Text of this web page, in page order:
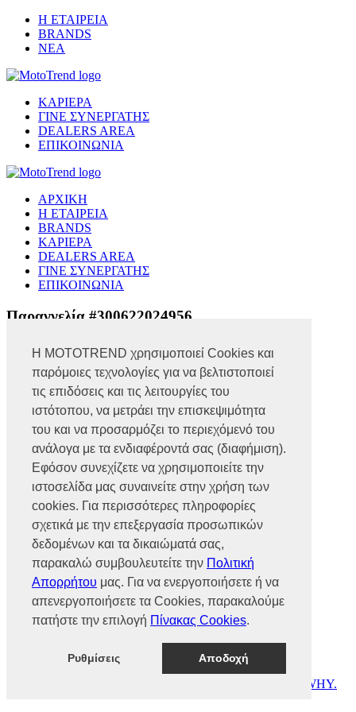
Η MOTOTREND χρησιμοποιεί Cookies και
παρόμοιες τεχνολογίες για να βελτιστοποιεί
τις επιδόσεις και τις λειτουργίες του
ιστότοπου, να μετράει την επισκεψιμότητα
του και να προσαρμόζει το περιεχόμενό του
ανάλογα με τα ενδιαφέροντά σας (διαφήμιση).
Εφόσον συνεχίζετε να χρησιμοποιείτε την
ιστοσελίδα μας συναινείτε στην χρήση των
cookies. Για περισσότερες πληροφορίες
σχετικά με την επεξεργασία προσωπικών
δεδομένων και τα δικαιώματά σας,
παρακαλώ συμβουλευτείτε την Πολιτική
Απορρήτου μας. Για να ενεργοποιήσετε ή να
απενεργοποιήσετε τα Cookies, παρακαλούμε
πατήστε την επιλογή Πίνακας Cookies.
Ρυθμίσεις Αποδοχή
Η ΕΤΑΙΡΕΙΑ
BRANDS
ΝΕΑ
ΚΑΡΙΕΡΑ
ΓΙΝΕ ΣΥΝΕΡΓΑΤΗΣ
DEALERS AREA
ΕΠΙΚΟΙΝΩΝΙΑ
ΑΡΧΙΚΗ
Η ΕΤΑΙΡΕΙΑ
BRANDS
ΚΑΡΙΕΡΑ
DEALERS AREA
ΓΙΝΕ ΣΥΝΕΡΓΑΤΗΣ
ΕΠΙΚΟΙΝΩΝΙΑ
Παραγγελία #300622024956
Βρυούλων 56, Ν. Φιλαδέλφεια,
14341, Αθήνα
Αρ. Γ.Ε.ΜΗ 002466101000
2102585991
Φαξ.:2102585993
Ε-mail:info@mototrend.gr
Μάθετε Περισσότερα
Η Εταιρεία
Brands
Νέα
Οικονομικά στοιχεία
Υποστήριξη
Επικοινωνία
Γίνε συνεργάτης
Dealers Area
Πολιτική cookies
WHY.